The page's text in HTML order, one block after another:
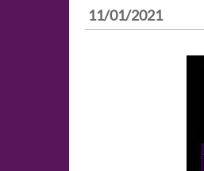
11/01/2021